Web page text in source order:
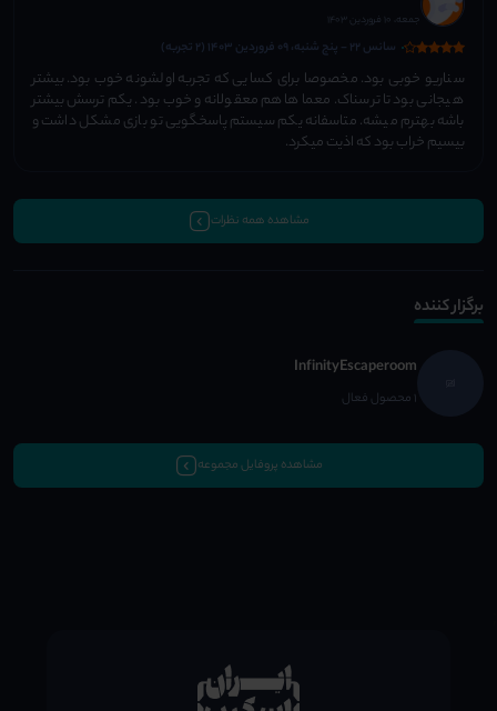
جمعه، 10 فروردین 1403
سانس 22 - پنج شنبه، 09 فروردین 1403 (2 تجربه)
سناریو خوبی بود. مخصوصا برای کسایی که تجربه اولشونه خوب بود. بیشتر
هیجانی بود تا ترسناک. معما ها هم معقولانه و خوب بود. یکم ترسش بیشتر
باشه بهترم میشه. متاسفانه یکم سیستم پاسخگویی تو بازی مشکل داشت و
بیسیم خراب بود که اذیت میکرد.
مشاهده همه نظرات
برگزار کننده
InfinityEscaperoom
1 محصول فعال
مشاهده پروفایل مجموعه